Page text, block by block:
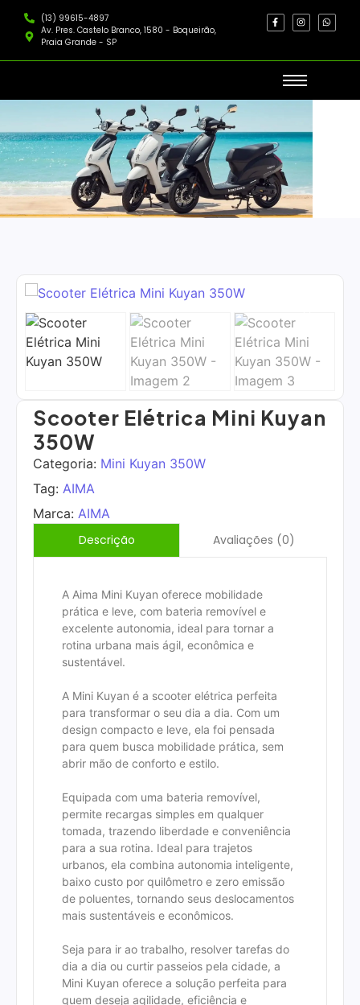
(13) 99615-4897
Av. Pres. Castelo Branco, 1580 - Boqueirão,
Praia Grande - SP
Scooter Elétrica Mini Kuyan
350W
Categoria: Mini Kuyan 350W
Tag: AIMA
Marca: AIMA
Descrição
Avaliações (0)
A Aima Mini Kuyan oferece mobilidade
prática e leve, com bateria removível e
excelente autonomia, ideal para tornar a
rotina urbana mais ágil, econômica e
sustentável.
A Mini Kuyan é a scooter elétrica perfeita
para transformar o seu dia a dia. Com um
design compacto e leve, ela foi pensada
para quem busca mobilidade prática, sem
abrir mão de conforto e estilo.
Equipada com uma bateria removível,
permite recargas simples em qualquer
tomada, trazendo liberdade e conveniência
para a sua rotina. Ideal para trajetos
urbanos, ela combina autonomia inteligente,
baixo custo por quilômetro e zero emissão
de poluentes, tornando seus deslocamentos
mais sustentáveis e econômicos.
Seja para ir ao trabalho, resolver tarefas do
dia a dia ou curtir passeios pela cidade, a
Mini Kuyan oferece a solução perfeita para
quem deseja agilidade, eficiência e